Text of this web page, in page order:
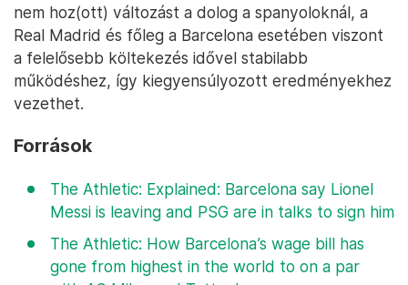
nem hoz(ott) változást a dolog a spanyoloknál, a
Real Madrid és főleg a Barcelona esetében viszont
a felelősebb költekezés idővel stabilabb
működéshez, így kiegyensúlyozott eredményekhez
vezethet.
Források
The Athletic: Explained: Barcelona say Lionel
Messi is leaving and PSG are in talks to sign him
The Athletic: How Barcelona’s wage bill has
gone from highest in the world to on a par